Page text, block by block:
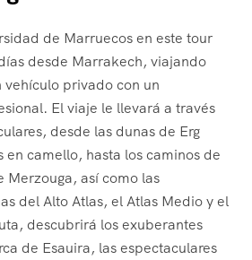
de Marruecos en este tour
desde Marrakech, viajando
privado con un
El viaje le llevará a través
desde las dunas de Erg
camello, hasta los caminos de
así como las
del Alto Atlas, el Atlas Medio y el
descubrirá los exuberantes
de Esauira, las espectaculares